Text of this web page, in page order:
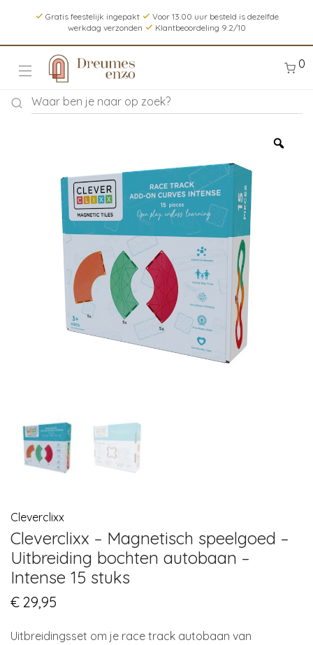
Gratis feestelijk ingepakt
Voor 13.00 uur besteld is dezelfde
werkdag verzonden
Klantbeoordeling 9.2/10
0
Cleverclixx
Cleverclixx – Magnetisch speelgoed –
Uitbreiding bochten autobaan –
Intense 15 stuks
€ 29,95
Uitbreidingsset om je race track autobaan van